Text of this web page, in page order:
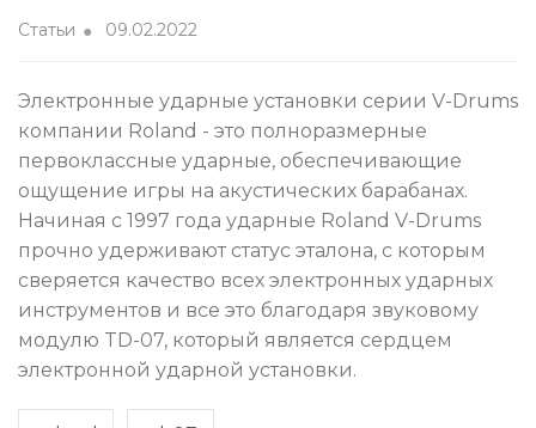
Статьи 09.02.2022
Электронные ударные установки серии V-Drums
компании Roland - это полноразмерные
первоклассные ударные, обеспечивающие
ощущение игры на акустических барабанах.
Начиная с 1997 года ударные Roland V-Drums
прочно удерживают статус эталона, с которым
сверяется качество всех электронных ударных
инструментов и все это благодаря звуковому
модулю TD-07, который является сердцем
электронной ударной установки.